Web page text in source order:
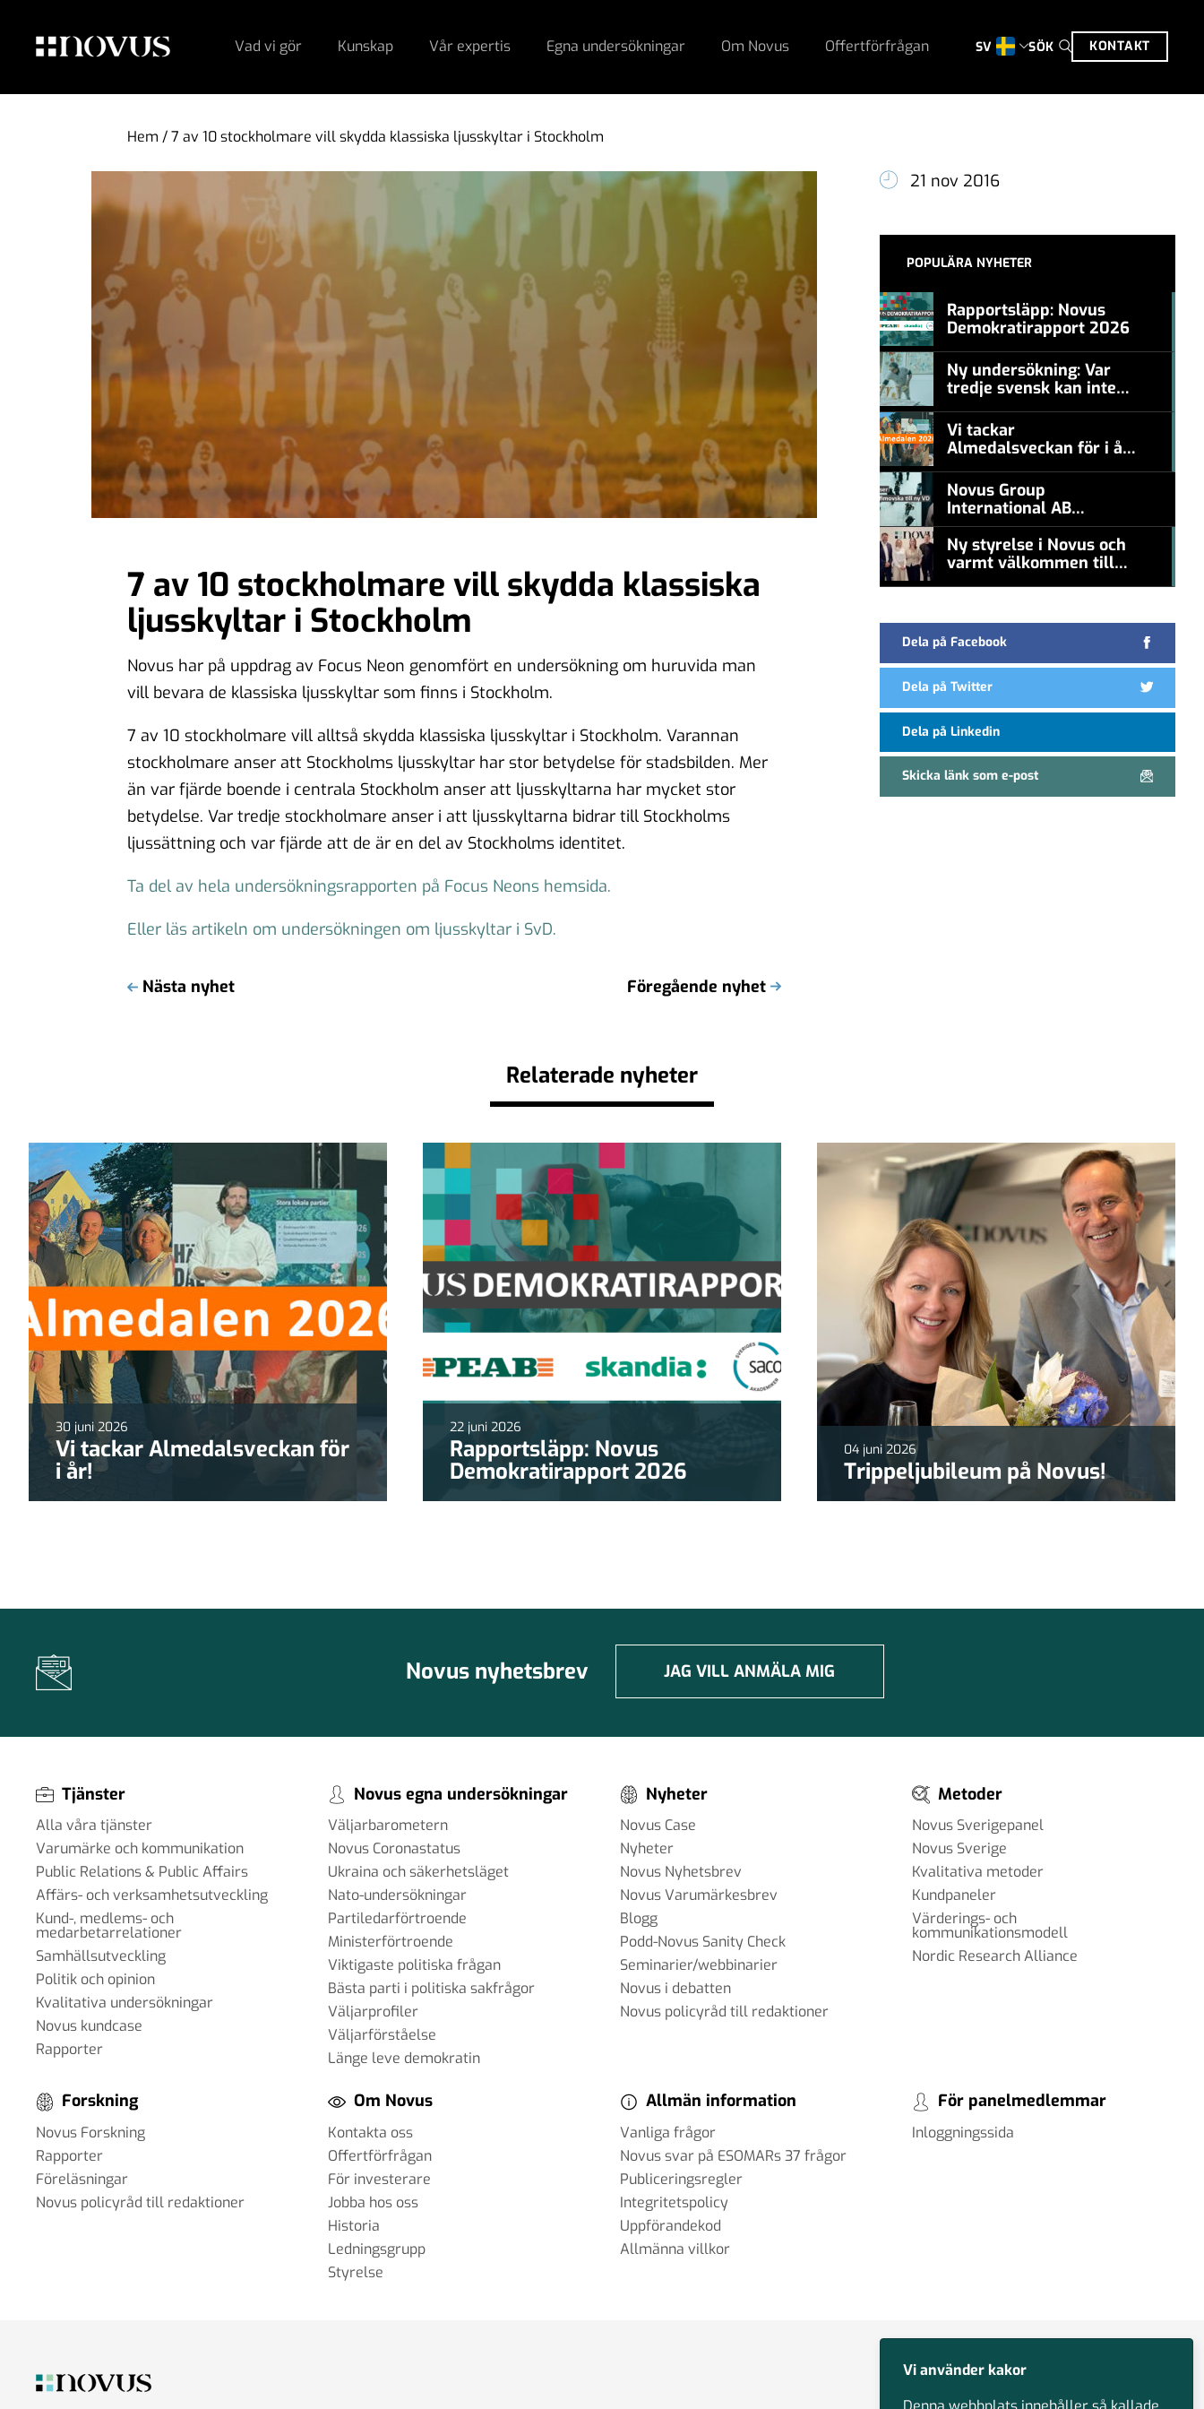
Vad vi gör Kunskap Vår expertis Egna undersökningar Om Novus Offertförfrågan SV SÖK KONTAKT
Hem /7 av 10 stockholmare vill skydda klassiska ljusskyltar i Stockholm
7 av 10 stockholmare vill skydda klassiska
ljusskyltar i Stockholm
Novus har på uppdrag av Focus Neon genomfört en undersökning om huruvida man
vill bevara de klassiska ljusskyltar som finns i Stockholm.
7 av 10 stockholmare vill alltså skydda klassiska ljusskyltar i Stockholm. Varannan
stockholmare anser att Stockholms ljusskyltar har stor betydelse för stadsbilden. Mer
än var fjärde boende i centrala Stockholm anser att ljusskyltarna har mycket stor
betydelse. Var tredje stockholmare anser i att ljusskyltarna bidrar till Stockholms
ljussättning och var fjärde att de är en del av Stockholms identitet.
Ta del av hela undersökningsrapporten på Focus Neons hemsida.
Eller läs artikeln om undersökningen om ljusskyltar i SvD.
Nästa nyhet Föregående nyhet
21 nov 2016
POPULÄRA NYHETER
Rapportsläpp: Novus
Demokratirapport 2026
Ny undersökning: Var
tredje svensk kan inte
nämna en levande
konstnär
Vi tackar
Almedalsveckan för i år!
Novus Group
International AB
appoints Ana
Serafimovska as new
CEO
Ny styrelse i Novus och
varmt välkommen till
Carl Piva
Dela på Facebook
Dela på Twitter
Dela på Linkedin
Skicka länk som e-post
Relaterade nyheter
30 juni 2026
Vi tackar Almedalsveckan för
i år!
22 juni 2026
Rapportsläpp: Novus
Demokratirapport 2026
04 juni 2026
Trippeljubileum på Novus!
Novus nyhetsbrev JAG VILL ANMÄLA MIG
Tjänster
Alla våra tjänster
Varumärke och kommunikation
Public Relations & Public Affairs
Affärs- och verksamhetsutveckling
Kund-, medlems- och
medarbetarrelationer
Samhällsutveckling
Politik och opinion
Kvalitativa undersökningar
Novus kundcase
Rapporter
Novus egna undersökningar
Väljarbarometern
Novus Coronastatus
Ukraina och säkerhetsläget
Nato-undersökningar
Partiledarförtroende
Ministerförtroende
Viktigaste politiska frågan
Bästa parti i politiska sakfrågor
Väljarprofiler
Väljarförståelse
Länge leve demokratin
Nyheter
Novus Case
Nyheter
Novus Nyhetsbrev
Novus Varumärkesbrev
Blogg
Podd-Novus Sanity Check
Seminarier/webbinarier
Novus i debatten
Novus policyråd till redaktioner
Metoder
Novus Sverigepanel
Novus Sverige
Kvalitativa metoder
Kundpaneler
Värderings- och
kommunikationsmodell
Nordic Research Alliance
Forskning
Novus Forskning
Rapporter
Föreläsningar
Novus policyråd till redaktioner
Om Novus
Kontakta oss
Offertförfrågan
För investerare
Jobba hos oss
Historia
Ledningsgrupp
Styrelse
Allmän information
Vanliga frågor
Novus svar på ESOMARs 37 frågor
Publiceringsregler
Integritetspolicy
Uppförandekod
Allmänna villkor
För panelmedlemmar
Inloggningssida
Vi använder kakor